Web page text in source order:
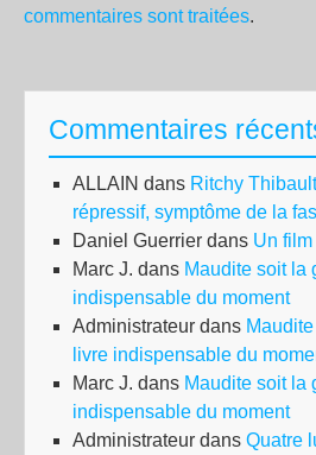
commentaires sont traitées.
Commentaires
ALLAIN dans Ritchy
répressif, symptôme de la
Daniel Guerrier dans Un film
Marc J. dans Maudite soit la
indispensable du moment
Administrateur dans
livre indispensable du
Marc J. dans Maudite soit la
indispensable du moment
Administrateur dans Quatre